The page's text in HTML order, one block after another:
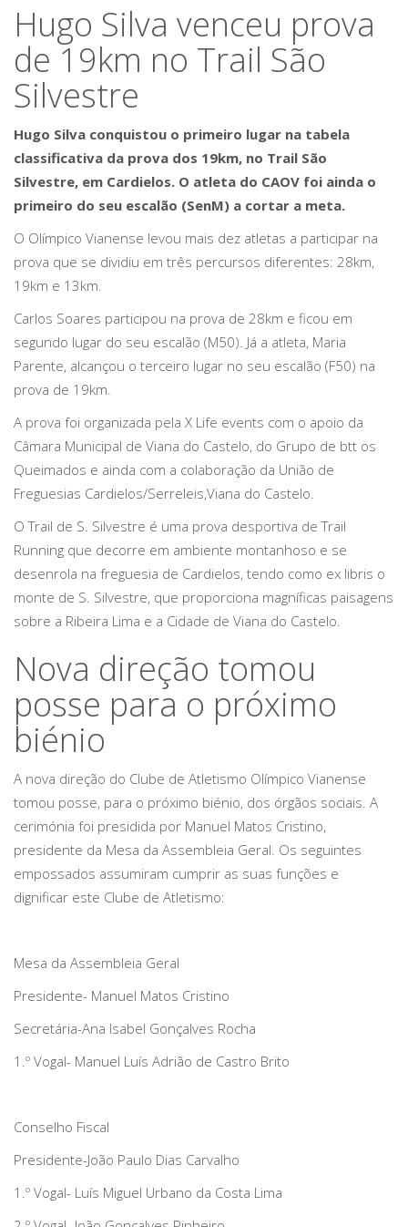
Hugo Silva venceu prova
de 19km no Trail São
Silvestre
Hugo Silva conquistou o primeiro lugar na tabela
classificativa da prova dos 19km, no Trail São
Silvestre, em Cardielos. O atleta do CAOV foi ainda o
primeiro do seu escalão (SenM) a cortar a meta.
O Olímpico Vianense levou mais dez atletas a participar na
prova que se dividiu em três percursos diferentes: 28km,
19km e 13km.
Carlos Soares participou na prova de 28km e ficou em
segundo lugar do seu escalão (M50). Já a atleta, Maria
Parente, alcançou o terceiro lugar no seu escalão (F50) na
prova de 19km.
A prova foi organizada pela X Life events com o apoio da
Câmara Municipal de Viana do Castelo, do Grupo de btt os
Queimados e ainda com a colaboração da União de
Freguesias Cardielos/Serreleis,Viana do Castelo.
O Trail de S. Silvestre é uma prova desportiva de Trail
Running que decorre em ambiente montanhoso e se
desenrola na freguesia de Cardielos, tendo como ex libris o
monte de S. Silvestre, que proporciona magníficas paisagens
sobre a Ribeira Lima e a Cidade de Viana do Castelo.
Nova direção tomou
posse para o próximo
biénio
A nova direção do Clube de Atletismo Olímpico Vianense
tomou posse, para o próximo biénio, dos órgãos sociais. A
cerimónia foi presidida por Manuel Matos Cristino,
presidente da Mesa da Assembleia Geral. Os seguintes
empossados assumiram cumprir as suas funções e
dignificar este Clube de Atletismo:
Mesa da Assembleia Geral
Presidente- Manuel Matos Cristino
Secretária-Ana Isabel Gonçalves Rocha
1.º Vogal- Manuel Luís Adrião de Castro Brito
Conselho Fiscal
Presidente-João Paulo Dias Carvalho
1.º Vogal- Luís Miguel Urbano da Costa Lima